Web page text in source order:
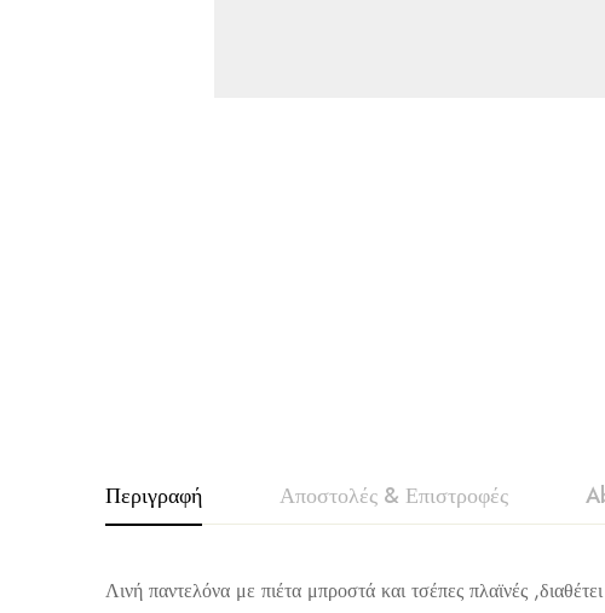
Περιγραφή Αποστολές & Επιστροφές
Λινή παντελόνα με πιέτα μπροστά και τσέπες πλαϊνές
VOICE